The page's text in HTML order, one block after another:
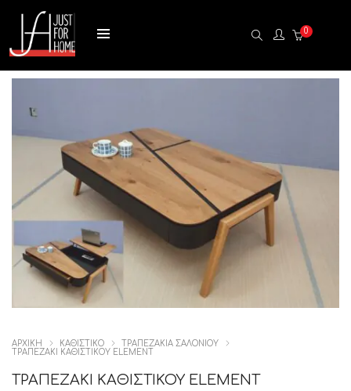
0
ΑΡΧΙΚΉ ΚΑΘΙΣΤΙΚΟ
ΤΡΑΠΕΖΑΚΙΑ ΣΑΛΟΝΙΟΥ
ΤΡΑΠΕΖΑΚΙ ΚΑΘΙΣΤΙΚΟΥ ELEMENT
ΤΡΑΠΕΖΑΚΙ ΚΑΘΙΣΤΙΚΟΥ ELEMENT